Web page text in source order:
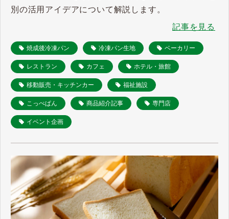
別の活用アイデアについて解説します。
記事を見る
焼成後冷凍パン 冷凍パン生地 ベーカリー
レストラン カフェ ホテル・旅館
移動販売・キッチンカー 福祉施設
こっぺぱん 商品紹介記事 専門店
イベント企画